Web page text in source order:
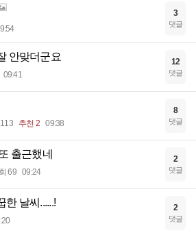
3
댓글
안맞더군요
09:41
12
댓글
추천 2 09:38
8
댓글
출근했네
69 09:24
2
댓글
한 날씨......! 2
댓글